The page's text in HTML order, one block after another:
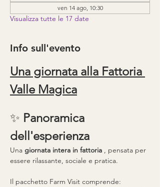
ven 14 ago, 10:30
Visualizza tutte le 17 date
Info sull'evento
Una giornata alla Fattoria
Valle Magica
✨ Panoramica
dell'esperienza
Una giornata intera in fattoria , pensata per
essere rilassante, sociale e pratica.
Il pacchetto Farm Visit comprende: